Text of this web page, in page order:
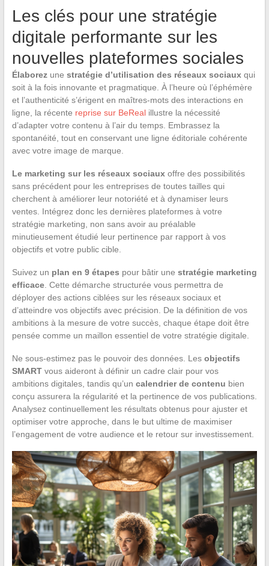
Les clés pour une stratégie
digitale performante sur les
nouvelles plateformes sociales
Élaborezune stratégie d’utilisation des réseaux sociauxqui
soit à la fois innovante et pragmatique. À l’heure où l’éphémère
et l’authenticité s’érigent en maîtres-mots des interactions en
ligne, la récente reprise sur BeRealillustre la nécessité
d’adapter votre contenu à l’air du temps. Embrassez la
spontanéité, tout en conservant une ligne éditoriale cohérente
avec votre image de marque.
Le marketing sur les réseaux sociauxoffre des possibilités
sans précédent pour les entreprises de toutes tailles qui
cherchent à améliorer leur notoriété et à dynamiser leurs
ventes. Intégrez donc les dernières plateformes à votre
stratégie marketing, non sans avoir au préalable
minutieusement étudié leur pertinence par rapport à vos
objectifs et votre public cible.
Suivez un plan en 9 étapes pour bâtir une stratégie marketing
efficace. Cette démarche structurée vous permettra de
déployer des actions ciblées sur les réseaux sociaux et
d’atteindre vos objectifs avec précision. De la définition de vos
ambitions à la mesure de votre succès, chaque étape doit être
pensée comme un maillon essentiel de votre stratégie digitale.
Ne sous-estimez pas le pouvoir des données. Les objectifs
SMARTvous aideront à définir un cadre clair pour vos
ambitions digitales, tandis qu’un calendrier de contenu bien
conçu assurera la régularité et la pertinence de vos publications.
Analysez continuellement les résultats obtenus pour ajuster et
optimiser votre approche, dans le but ultime de maximiser
l’engagement de votre audience et le retour sur investissement.